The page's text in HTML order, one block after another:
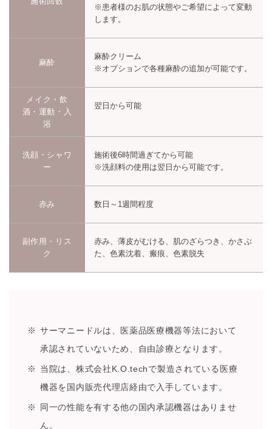
※患者様のお肌の状態やご希望によって変動
します。
麻酔
麻酔クリーム
※オプションで各種麻酔の追加が可能です。
メイク・飲
酒・運動・入
浴
翌日から可能
洗顔・シャワ
ー
施術後6時間過ぎてから可能
※洗顔料の使用は翌日から可能です。
赤み 数日～1週間程度
副作用・リス
ク
赤み、薄皮がむける、肌のざらつき、かさぶ
た、色素沈着、瘢痕、色素脱失
サーマニードルは、医薬品医療機器等法において
承認されていないため、自由診療となります。
当院は、株式会社K.O.techで製造されている医療
機器を国内販売代理店経由で入手しています。
同一の性能を有する他の国内承認機器はありませ
ん。